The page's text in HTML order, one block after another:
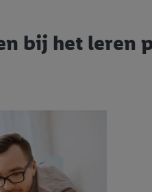
bij het leren